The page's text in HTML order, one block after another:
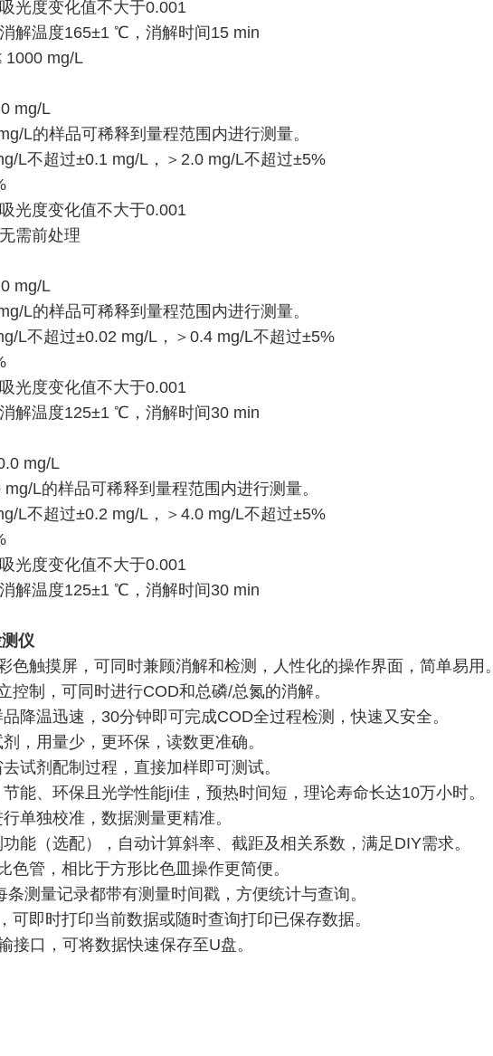
光度变化值不大于0.001
解温度165±1 ℃，消解时间15 min
1000 mg/L
mg/L
L的样品可稀释到量程范围内进行测量。
L不超过±0.1 mg/L，＞2.0 mg/L不超过±5%
光度变化值不大于0.001
需前处理
mg/L
L的样品可稀释到量程范围内进行测量。
L不超过±0.02 mg/L，＞0.4 mg/L不超过±5%
光度变化值不大于0.001
解温度125±1 ℃，消解时间30 min
mg/L
L的样品可稀释到量程范围内进行测量。
L不超过±0.2 mg/L，＞4.0 mg/L不超过±5%
光度变化值不大于0.001
解温度125±1 ℃，消解时间30 min
仪
色触摸屏，可同时兼顾消解和检测，人性化的操作界面，简单易用。
控制，可同时进行COD和总磷/总氮的消解。
降温迅速，30分钟即可完成COD全过程检测，快速又安全。
，用量少，更环保，读数更准确。
试剂配制过程，直接加样即可测试。
能、环保且光学性能ji佳，预热时间短，理论寿命长达10万小时。
单独校准，数据测量更精准。
能（选配），自动计算斜率、截距及相关系数，满足DIY需求。
色管，相比于方形比色皿操作更简便。
测量记录都带有测量时间戳，方便统计与查询。
可即时打印当前数据或随时查询打印已保存数据。
接口，可将数据快速保存至U盘。